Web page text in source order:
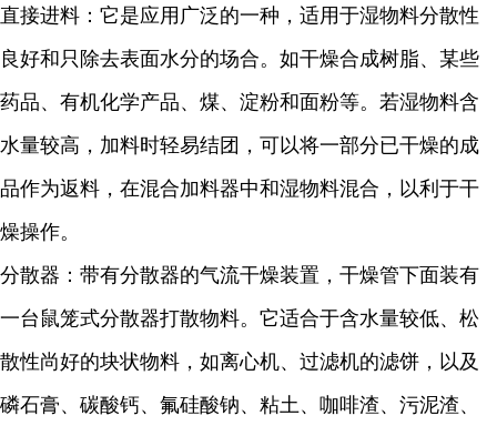
直接进料：它是应用广泛的一种，适用于湿物料分散性
良好和只除去表面水分的场合。如干燥合成树脂、某些
药品、有机化学产品、煤、淀粉和面粉等。若湿物料含
水量较高，加料时轻易结团，可以将一部分已干燥的成
品作为返料，在混合加料器中和湿物料混合，以利于干
燥操作。
分散器：带有分散器的气流干燥装置，干燥管下面装有
一台鼠笼式分散器打散物料。它适合于含水量较低、松
散性尚好的块状物料，如离心机、过滤机的滤饼，以及
磷石膏、碳酸钙、氟硅酸钠、粘土、咖啡渣、污泥渣、